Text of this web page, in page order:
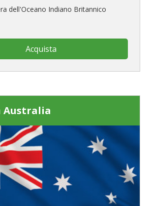
dell'Oceano Indiano Britannico
Acquista
Australia